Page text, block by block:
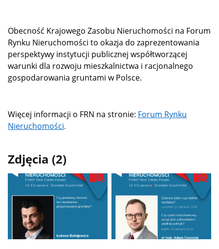
Obecność Krajowego Zasobu Nieruchomości na Forum
Rynku Nieruchomości to okazja do zaprezentowania
perspektywy instytucji publicznej współtworzącej
warunki dla rozwoju mieszkalnictwa i racjonalnego
gospodarowania gruntami w Polsce.
Więcej informacji o FRN na stronie: Forum Rynku
Nieruchomości.
Zdjęcia (2)